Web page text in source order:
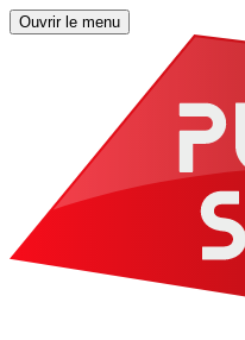
Ouvrir le menu